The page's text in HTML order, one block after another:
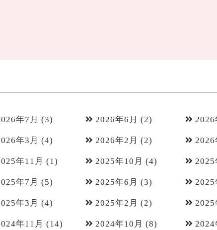
年7月 (3) 2026年6月 (2) 2026
年3月 (4) 2026年2月 (2) 2026
年11月 (1) 2025年10月 (4) 2025
年7月 (5) 2025年6月 (3) 2025
年3月 (4) 2025年2月 (2) 2025
年11月 (14) 2024年10月 (8) 2024